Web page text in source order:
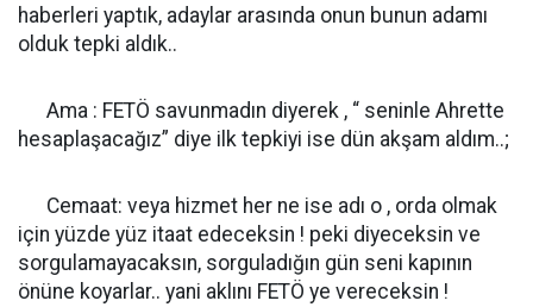
haberleri yaptık, adaylar arasında onun bunun adamı
olduk tepki aldık..
Ama : FETÖ savunmadın diyerek , “ seninle Ahrette
hesaplaşacağız” diye ilk tepkiyi ise dün akşam aldım..;
Cemaat: veya hizmet her ne ise adı o , orda olmak
için yüzde yüz itaat edeceksin ! peki diyeceksin ve
sorgulamayacaksın, sorguladığın gün seni kapının
önüne koyarlar.. yani aklını FETÖ ye vereceksin !